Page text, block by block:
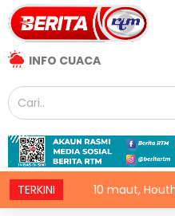
INFO CUACA
TERKINI
10 maut, Houthi serang